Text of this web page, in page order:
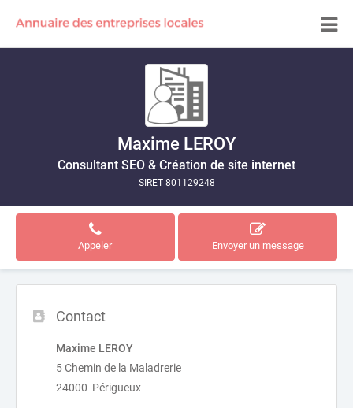
Maxime LEROY
Consultant SEO & Création de site internet
SIRET 801129248
Appeler Envoyer un message
Contact
Maxime LEROY
5 Chemin de la Maladrerie
24000 Périgueux